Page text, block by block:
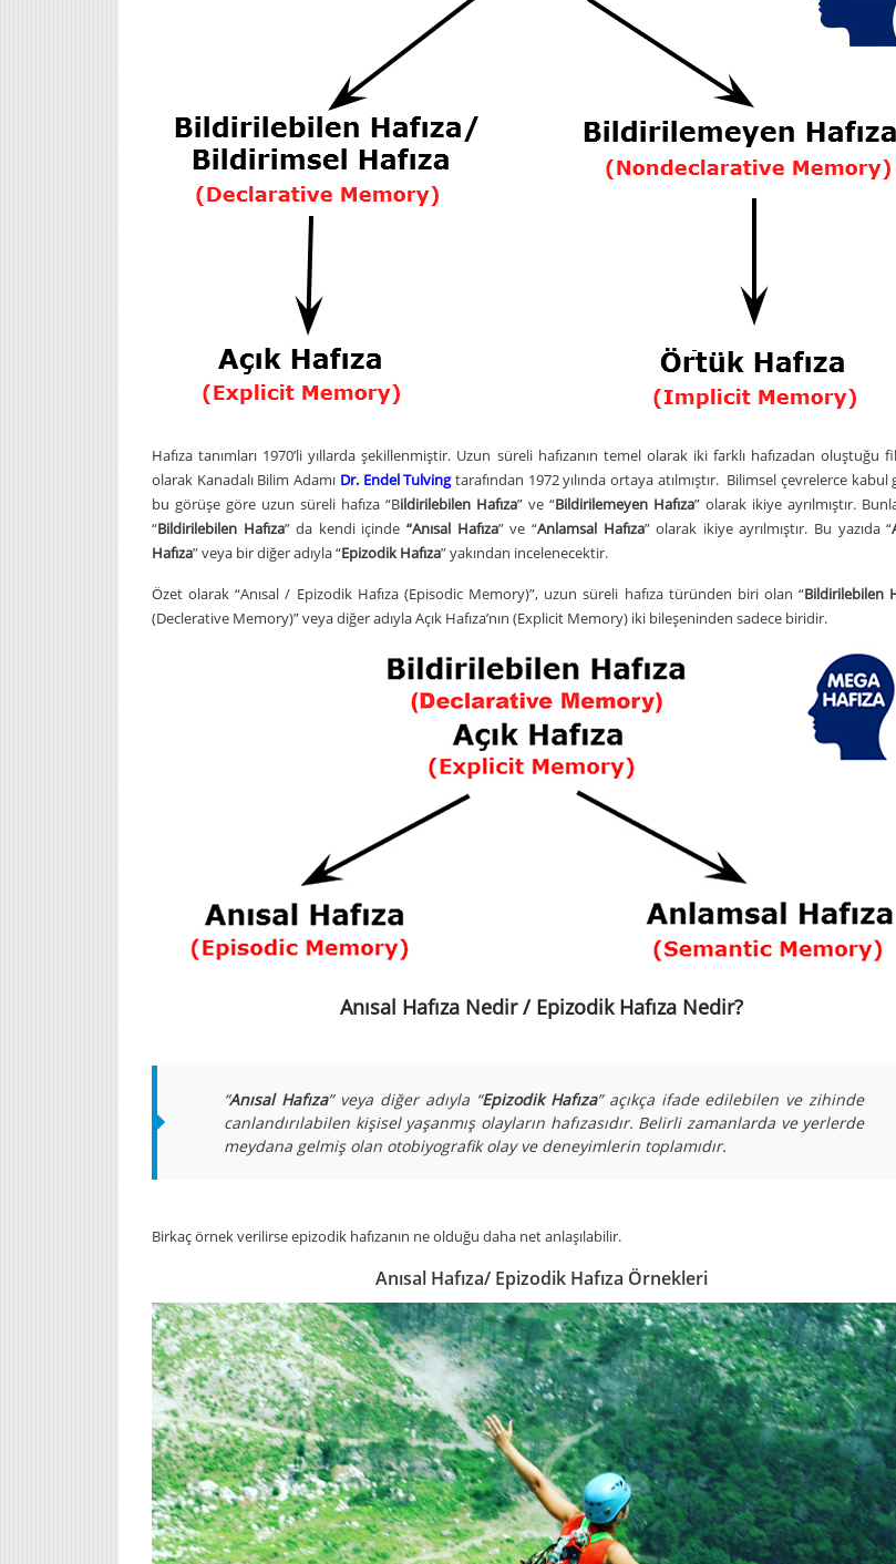
Hafıza tanımları 1970’li yıllarda şekillenmiştir. Uzun süreli hafızanın temel olarak iki farklı hafızadan oluştuğu
olarak Kanadalı Bilim Adamı Dr. Endel Tulvingtarafından 1972 yılında ortaya atılmıştır. Bilimsel çevrelerce kabul
bu görüşe göre uzun süreli hafıza “Bildirilebilen Hafıza” ve “Bildirilemeyen Hafıza” olarak ikiye ayrılmıştır.
“Bildirilebilen Hafıza” da kendi içinde“Anısal Hafıza” ve “Anlamsal Hafıza” olarak ikiye ayrılmıştır. Bu yazıda “
Hafıza” veya bir diğer adıyla “Epizodik Hafıza” yakından incelenecektir.
Özet olarak “Anısal / Epizodik Hafıza (Episodic Memory)”, uzun süreli hafızatüründen biri olan “Bildirilebilen
(Declerative Memory)” veya diğer adıyla Açık Hafıza’nın (Explicit Memory) iki bileşeninden sadece biridir.
Anısal Hafıza Nedir / Epizodik Hafıza Nedir?
“Anısal Hafıza” veya diğer adıyla “Epizodik Hafıza” açıkça ifade edilebilen ve zihinde
canlandırılabilen kişisel yaşanmış olayların hafızasıdır. Belirli zamanlarda ve yerlerde
meydana gelmiş olan otobiyografik olay ve deneyimlerin toplamıdır.
Birkaç örnek verilirse epizodik hafızanın ne olduğu daha net anlaşılabilir.
Anısal Hafıza/ Epizodik Hafıza Örnekleri